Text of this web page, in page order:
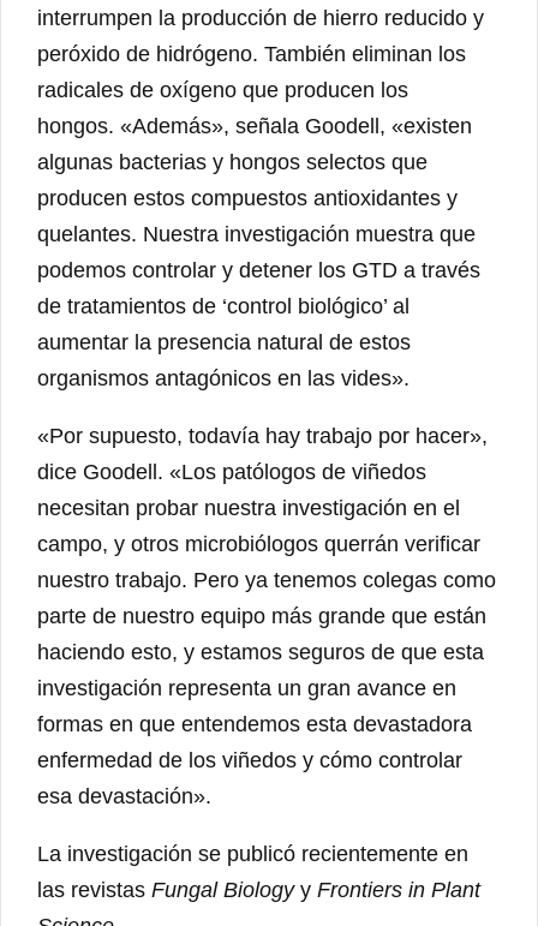
interrumpen la producción de hierro reducido y
peróxido de hidrógeno. También eliminan los
radicales de oxígeno que producen los
hongos. «Además», señala Goodell, «existen
algunas bacterias y hongos selectos que
producen estos compuestos antioxidantes y
quelantes. Nuestra investigación muestra que
podemos controlar y detener los GTD a través
de tratamientos de ‘control biológico’ al
aumentar la presencia natural de estos
organismos antagónicos en las vides».
«Por supuesto, todavía hay trabajo por hacer»,
dice Goodell. «Los patólogos de viñedos
necesitan probar nuestra investigación en el
campo, y otros microbiólogos querrán verificar
nuestro trabajo. Pero ya tenemos colegas como
parte de nuestro equipo más grande que están
haciendo esto, y estamos seguros de que esta
investigación representa un gran avance en
formas en que entendemos esta devastadora
enfermedad de los viñedos y cómo controlar
esa devastación».
La investigación se publicó recientemente en
las revistas Fungal Biologyy Frontiers in Plant